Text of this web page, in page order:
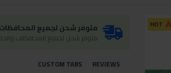
HOT متوفر شحن لجميع المحافظات
متوفر شحن لجميع المحافظات
REVIEWS
CUSTOM TABS